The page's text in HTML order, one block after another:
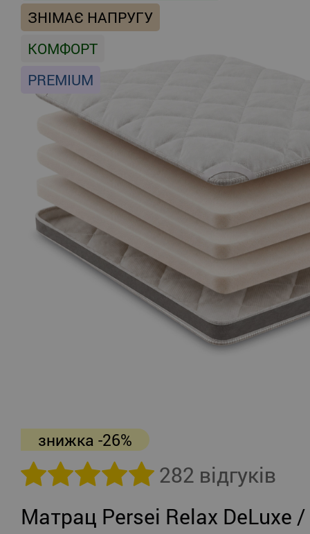
ЗНІМАЄ НАПРУГУ
КОМФОРТ
PREMIUM
знижка -26%
282 відгуків
Матрац Persei Relax DeLuxe